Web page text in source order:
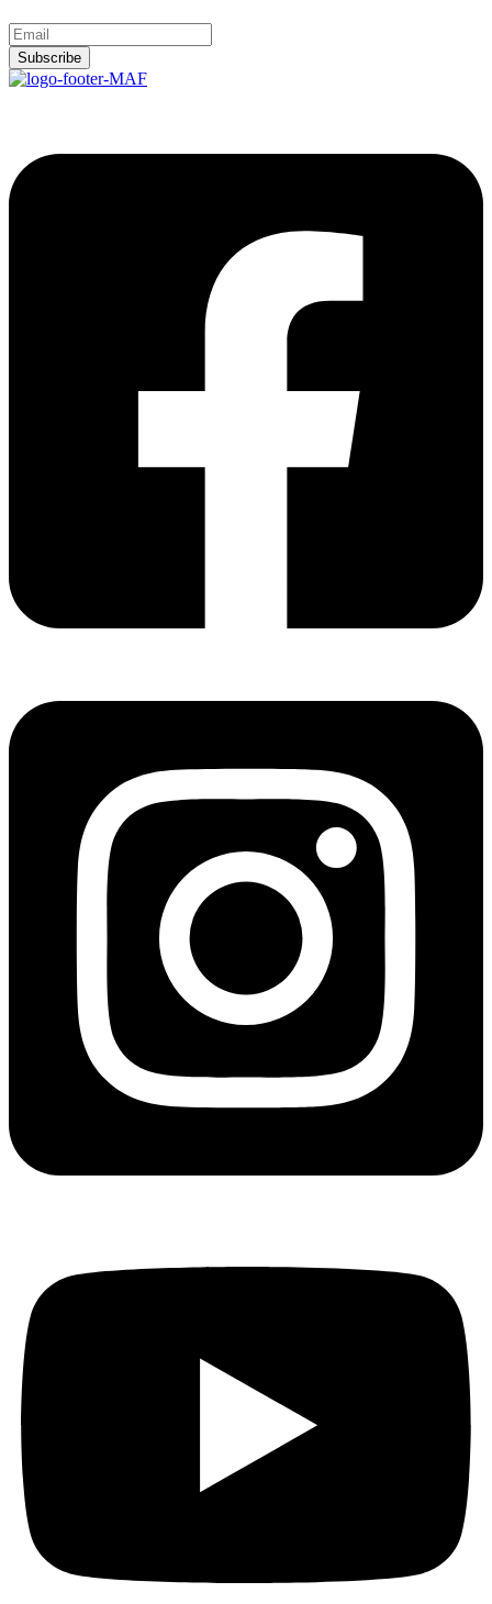
Subscribe